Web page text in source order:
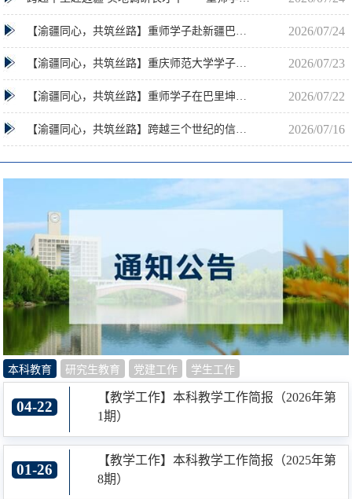
2026/07/24
【渝疆同心，共筑丝路】重庆师范大学学子赴巴里坤开展非遗传承社会实践 2026/07/23
【渝疆同心，共筑丝路】重师学子在巴里坤传递青春温情 2026/07/22
2026/07/16
本科教育 研究生教育 党建工作 学生工作
04-22
【教学工作】本科教学工作简报（2026年第
1期）
01-26
【教学工作】本科教学工作简报（2025年第
8期）